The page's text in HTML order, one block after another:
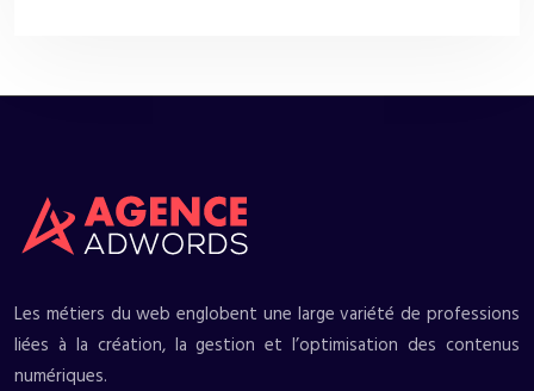
Les métiers du web englobent une large variété de professions
liées à la création, la gestion et l’optimisation des contenus
numériques.